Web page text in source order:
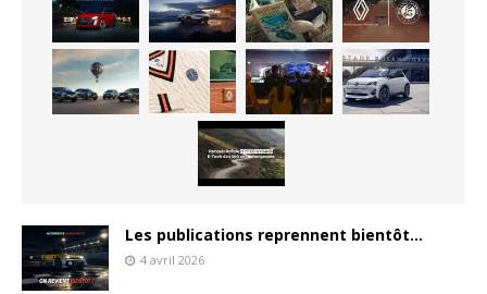
Les publications reprennent bientôt…
4 avril 2026